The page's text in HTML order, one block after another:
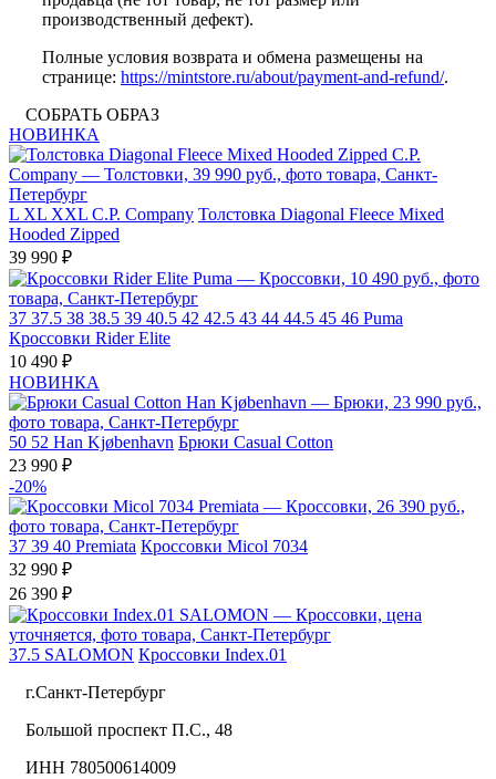
производственный дефект).
Полные условия возврата и обмена размещены на
странице: https://mintstore.ru/about/payment-and-refund/.
СОБРАТЬ ОБРАЗ
НОВИНКА
L XL XXL C.P. Company Толстовка Diagonal Fleece Mixed
Hooded Zipped
39 990 ₽
37 37.5 38 38.5 39 40.5 42 42.5 43 44 44.5 45 46 Puma
Кроссовки Rider Elite
10 490 ₽
НОВИНКА
50 52 Han Kjøbenhavn Брюки Casual Cotton
23 990 ₽
-20%
37 39 40 Premiata Кроссовки Micol 7034
32 990 ₽
26 390 ₽
37.5 SALOMON Кроссовки Index.01
г.Санкт-Петербург
Большой проспект П.С., 48
ИНН 780500614009